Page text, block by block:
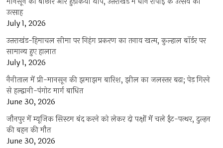
उत्साह
July 1, 2026
उत्तराखंड-हिमाचल सीमा पर निहंग प्रकरण का तनाव खत्म, कुल्हाल बॉर्डर पर
सामान्य हुए हालात
July 1, 2026
नैनीताल में प्री-मानसून की झमाझम बारिश, झील का जलस्तर बढ़ा; पेड़ गिरने
से हल्द्वानी-पंगोट मार्ग बाधित
June 30, 2026
जौनपुर में म्यूजिक सिस्टम बंद करने को लेकर दो पक्षों में चले ईंट-पत्थर, दुल्हन
की बहन की मौत
June 30, 2026